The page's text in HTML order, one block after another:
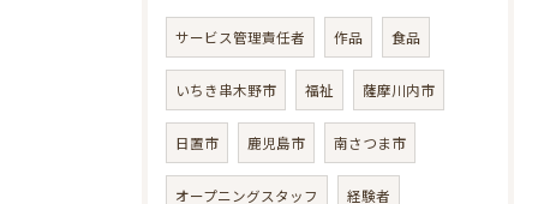
サービス管理責任者 作品 食品
いちき串木野市 福祉 薩摩川内市
日置市 鹿児島市 南さつま市
オープニングスタッフ 経験者